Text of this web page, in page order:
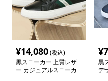
¥14,080(税込)
黒スニーカー 上質レザ
ー カジュアルスニーカ
¥
黒
デ